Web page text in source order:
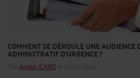
COMMENT SE DÉROULE UNE AUDIENCE
ADMINISTRATIF D'URGENCE ?
ParAndré ICARDle 23/12/2024